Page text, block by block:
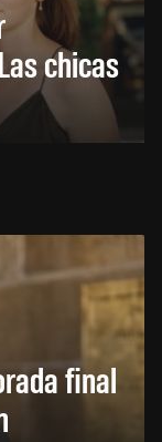
chicas
final